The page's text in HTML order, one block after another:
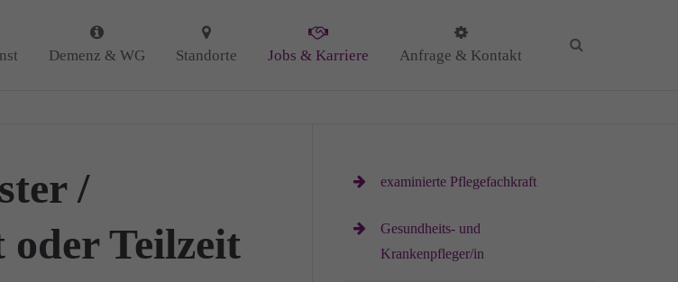
Kontakt
Schreiben Sie uns per Email
Demenz & WG Standorte Jobs & Karriere Anfrage & Kontakt
/
Teilzeit
examinierte Pflegefachkraft
Gesundheits- und
Krankenpfleger/in